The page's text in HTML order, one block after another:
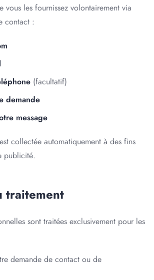
vous les fournissez volontairement via
contact :
(facultatif)
demande
message
collectée automatiquement à des fins
publicité.
traitement
sont traitées exclusivement pour les
demande de contact ou de